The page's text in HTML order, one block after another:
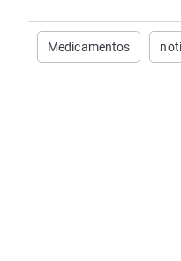
Medicamentos